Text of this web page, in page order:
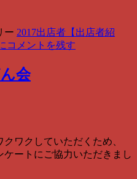
ー 2017出店者 【出店者紹
コメントを残す
会
ワクしていただくため、
ートにご協力いただきまし